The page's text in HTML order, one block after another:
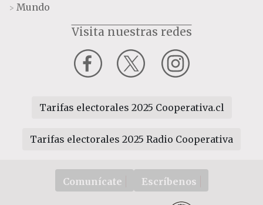
> Mundo
Visita nuestras redes
Tarifas electorales 2025 Cooperativa.cl
Tarifas electorales 2025 Radio Cooperativa
Comunícate Escríbenos